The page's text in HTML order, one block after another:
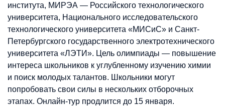
института, МИРЭА — Российского технологического
университета, Национального исследовательского
технологического университета «МИСиС» и Санкт-
Петербургского государственного электротехнического
университета «ЛЭТИ». Цель олимпиады — повышение
интереса школьников к углубленному изучению химии
и поиск молодых талантов. Школьники могут
попробовать свои силы в нескольких отборочных
этапах. Онлайн-тур продлится до 15 января.